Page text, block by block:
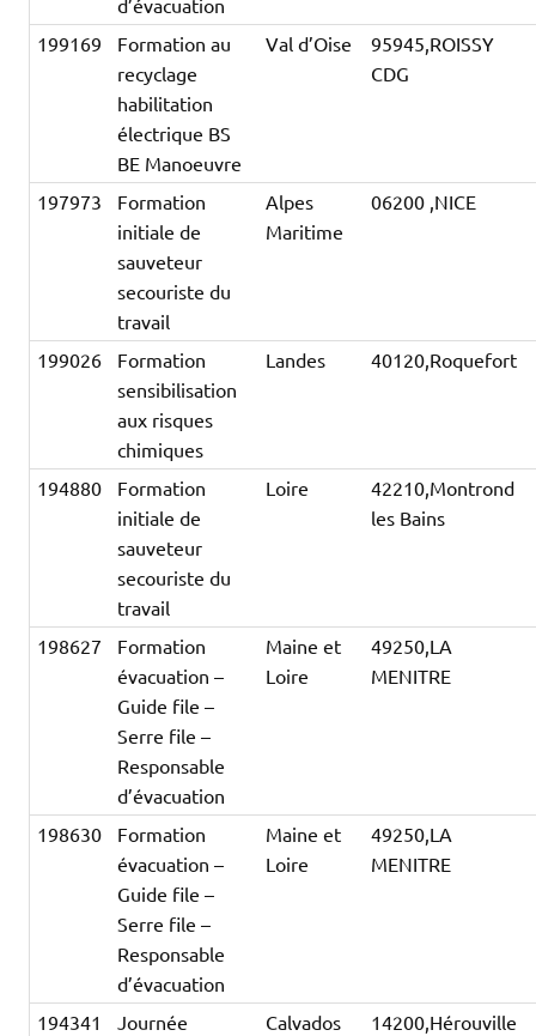
d’évacuation
199169
Formation au
recyclage
habilitation
électrique BS
BE Manoeuvre
Val d’Oise
95945,ROISSY
CDG
197973
Formation
initiale de
sauveteur
secouriste du
travail
Alpes
Maritime
06200 ,NICE
199026
Formation
sensibilisation
aux risques
chimiques
Landes 40120,Roquefort
194880
Formation
initiale de
sauveteur
secouriste du
travail
Loire
42210,Montrond
les Bains
198627
Formation
évacuation –
Guide file –
Serre file –
Responsable
d’évacuation
Maine et
Loire
49250,LA
MENITRE
198630
Formation
évacuation –
Guide file –
Serre file –
Responsable
d’évacuation
Maine et
Loire
49250,LA
MENITRE
194341
Journée
Calvados
14200,Hérouville